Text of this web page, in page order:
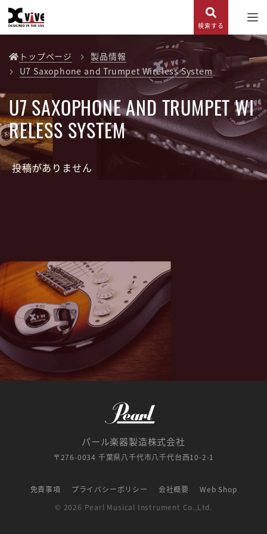
検索する
トップページ
製品情報
U7 Saxophone and Trumpet Wireless System
U7 SAXOPHONE AND TRUMPET WI
RELESS SYSTEM
投稿がありません
パール楽器製造株式会社
〒276-0034 千葉県八千代市八千代台西10-2-1
免責事項 プライバシーポリシー 会社概要
Web Shop
© 2026 Pearl Musical Instrument Co.,Ltd.